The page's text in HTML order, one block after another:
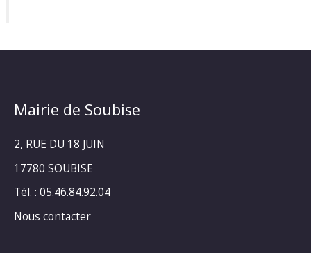
Mairie de Soubise
2, RUE DU 18 JUIN
17780 SOUBISE
Tél. : 05.46.84.92.04
Nous contacter